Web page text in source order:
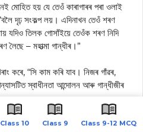
Class 10 Class 9 Class 9-12 MCQ
মোহিত হয় যে তেওঁ কাৰাগাৰৰ পৰা ওলাই
দৃঢ় সংকল্প লয়। এদিনাখন তেওঁ শৰণ
যদিও তিলক গোসাঁইয়ে তেওঁক শৰণ নিদি
– মহাত্মা গান্ধীৰ।”
কৰে, “সি কাম কৰি যাব। নিজৰ গাঁৱৰ,
স্বাধীনতা আন্দোলন আৰু গান্ধীজীৰ
কোন কেইখন ঠাই সাতে-পাঁচে বাৰঘৰ ৰজাৰ